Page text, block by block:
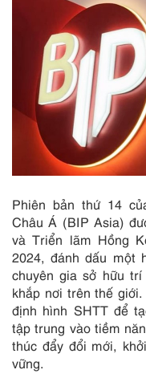
Phiên bản thứ 14
Châu Á (BIP Asia)
và Triển lãm Hồng
2024, đánh dấu một
chuyên gia sở hữu
khắp nơi trên thế
định hình SHTT để
tập trung vào tiềm
thúc đẩy đổi mới,
vững.